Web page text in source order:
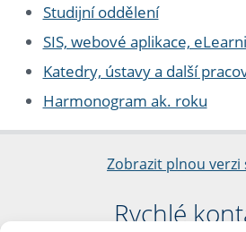
Studijní oddělení
SIS, webové aplikace,
Katedry, ústavy a další
Harmonogram ak. roku
Zobrazit plnou verzi
Rychlé